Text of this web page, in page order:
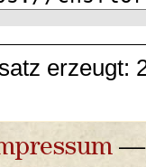
erzeugt:
—